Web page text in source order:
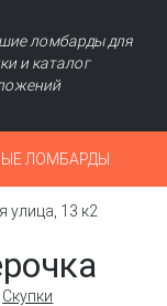
ломбарды для
и каталог
ЛОМБАРДЫ
улица, 13 к2
Скупки